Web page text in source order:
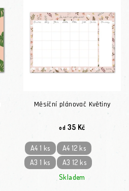
Měsíční plánovač Květiny
od 35 Kč
A4 1 ks
A4 12 ks
A3 1 ks
A3 12 ks
Skladem